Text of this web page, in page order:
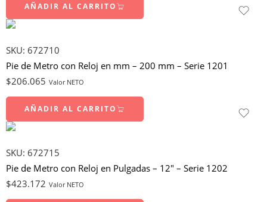
AÑADIR AL CARRITO
SKU: 672710
Pie de Metro con Reloj en mm – 200 mm – Serie 1201
$206.065 Valor NETO
AÑADIR AL CARRITO
SKU: 672715
Pie de Metro con Reloj en Pulgadas – 12″ – Serie 1202
$423.172 Valor NETO